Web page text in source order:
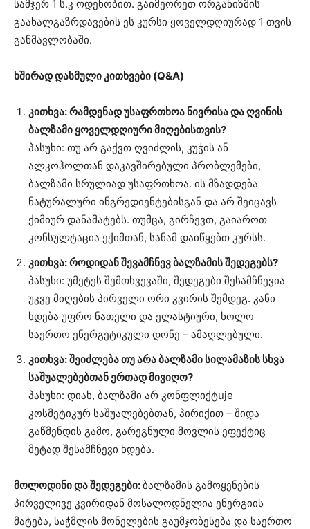
სამჯერ 1 ს.კ ოდენობით. გაიმეორეთ ორგანიზმის
გაახალგაზრდავების ეს კურსი ყოველდღიურად 1 თვის
განმავლობაში.
ხშირად დასმული კითხვები (Q&A)
კითხვა: რამდენად უსაფრთხოა ნივრისა და ღვინის
ბალზამი ყოველდღიური მიღებისთვის?
პასუხი: თუ არ გაქვთ ღვიძლის, კუჭის ან
ალკოჰოლთან დაკავშირებული პრობლემები,
ბალზამი სრულიად უსაფრთხოა. ის მზადდება
ნატურალური ინგრედიენტებისგან და არ შეიცავს
ქიმიურ დანამატებს. თუმცა, გირჩევთ, გაიაროთ
კონსულტაცია ექიმთან, სანამ დაიწყებთ კურსს.
კითხვა: როდიდან შევამჩნევ ბალზამის შედეგებს?
პასუხი: უმეტეს შემთხვევაში, შედეგები შესამჩნევია
უკვე მიღების პირველი ორი კვირის შემდეგ. კანი
ხდება უფრო ნათელი და ელასტიური, ხოლო
საერთო ენერგეტიკული დონე – ამაღლებული.
კითხვა: შეიძლება თუ არა ბალზამი სილამაზის სხვა
საშუალებებთან ერთად მივიღო?
პასუხი: დიახ, ბალზამი არ კონფლიქტuje
კოსმეტიკურ საშუალებებთან, პირიქით – შიდა
გაწმენდის გამო, გარეგნული მოვლის ეფექტიც
მეტად შესამჩნევი ხდება.
მოლოდინი და შედეგები:ბალზამის გამოყენების
პირველივე კვირიდან მოსალოდნელია ენერგიის
მატება, საჭმლის მონელების გაუმჯობესება და საერთო